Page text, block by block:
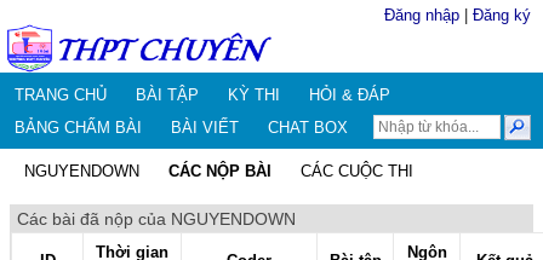
Đăng nhập Đăng ký
TRANG CHỦ BÀI TẬP KỲ THI
HỎI & ĐÁP
BẢNG CHẤM BÀI
BÀI VIẾT CHAT BOX
NGUYENDOWN CÁC NỘP BÀI CÁC CUỘC THI
Các bài đã nộp của NGUYENDOWN
Thời gian
Ngôn